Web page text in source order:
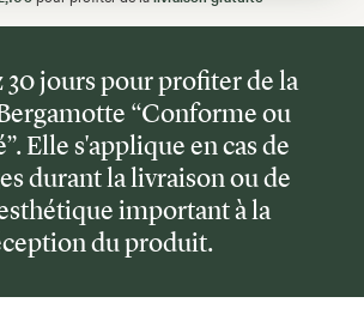
30 jours pour profiter de la
“Conforme ou
Elle s'applique en cas de
durant la livraison ou de
important à la
du produit.